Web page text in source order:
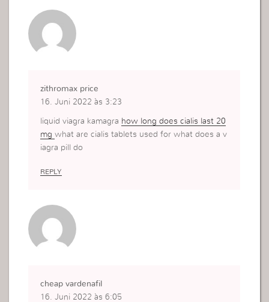
zithromax price
16. Juni 2022 às 3:23
liquid viagra kamagra how long does cialis last 20
mgwhat are cialis tablets used for what does a v
iagra pill do
REPLY
cheap vardenafil
16. Juni 2022 às 6:05